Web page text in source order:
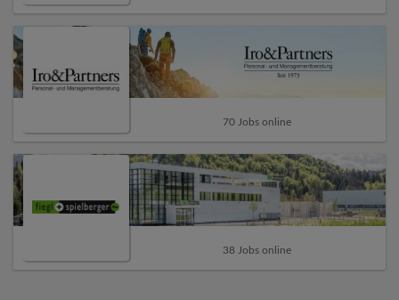
70 Jobs online
38 Jobs online